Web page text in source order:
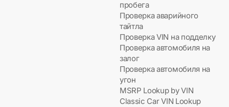
пробега
Проверка аварийного
тайтла
Проверка VIN на подделку
Проверка автомобиля на
залог
Проверка автомобиля на
угон
MSRP Lookup by VIN
Classic Car VIN Lookup